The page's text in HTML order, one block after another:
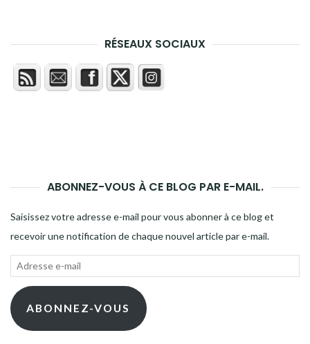
RÉSEAUX SOCIAUX
ABONNEZ-VOUS À CE BLOG PAR E-MAIL.
Saisissez votre adresse e-mail pour vous abonner à ce blog et
recevoir une notification de chaque nouvel article par e-mail.
Adresse
mail ABONNEZ-VOUS